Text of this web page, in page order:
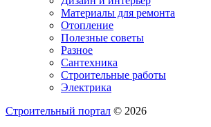
Материалы для ремонта
Отопление
Полезные советы
Разное
Сантехника
Строительные работы
Электрика
Строительный портал © 2026